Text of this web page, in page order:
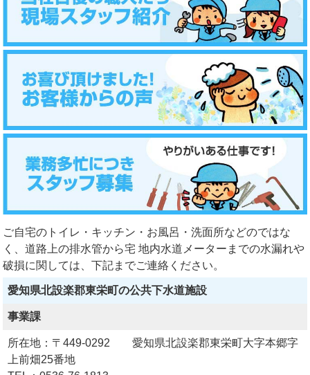
ご自宅のトイレ・キッチン・お風呂・洗面所などのではな
く、道路上の排水管から宅 地内水道メーターまでの水漏れや
破損に関しては、下記までご連絡ください。
愛知県北設楽郡東栄町の公共下水道施設
事業課
所在地：〒449-0292 愛知県北設楽郡東栄町大字本郷字
上前畑25番地